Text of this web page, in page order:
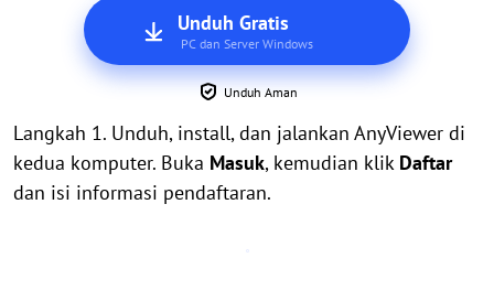
Unduh Gratis
PC dan Server Windows
Unduh Aman
Langkah 1. Unduh, install, dan jalankan AnyViewer di
kedua komputer. Buka Masuk, kemudian klik Daftar
dan isi informasi pendaftaran.